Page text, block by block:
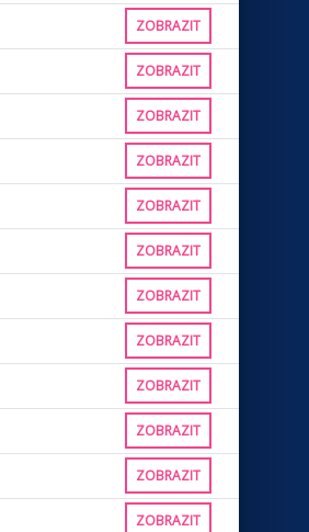
ZOBRAZIT
ZOBRAZIT
ZOBRAZIT
ZOBRAZIT
ZOBRAZIT
ZOBRAZIT
ZOBRAZIT
ZOBRAZIT
ZOBRAZIT
ZOBRAZIT
ZOBRAZIT
ZOBRAZIT